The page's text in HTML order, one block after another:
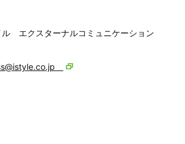
ル エクスターナルコミュニケーション